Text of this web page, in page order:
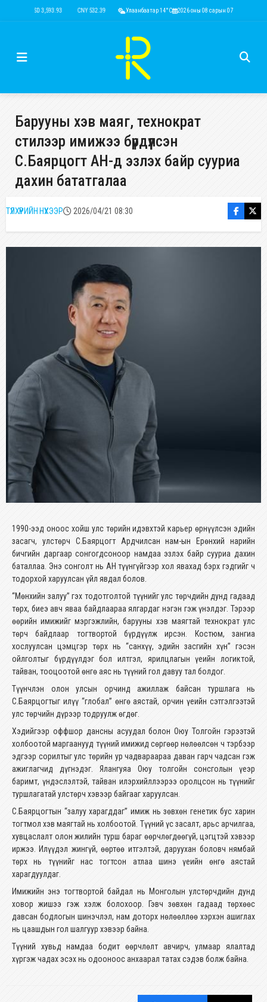
USD 3,593.93 CNY 532.39 RUB 44.15 EUR 4,149.01 KRW 2.52
Улаанбаатар 14°C 2026 оны 08 сарын 07
Барууны хэв маяг, технократ
стилээр имижээ бүрдүүлсэн
С.Баярцогт АН-д эзлэх байр сууриа
дахин бататгалаа
ТҮЛХҮҮРИЙН НҮХЭЭР 2026/04/21 08:30
1990-ээд оноос хойш улс төрийн идэвхтэй карьер өрнүүлсэн эдийн
засагч, улстөрч С.Баярцогт Ардчилсан нам-ын Ерөнхий нарийн
бичгийн даргаар сонгогдсоноор намдаа эзлэх байр сууриа дахин
баталлаа. Энэ сонголт нь АН түүнгүйгээр хол явахад бэрх гэдгийг ч
тодорхой харуулсан үйл явдал болов.
“Мөнхийн залуу” гэх тодотголтой түүнийг улс төрчдийн дунд гадаад
төрх, биеэ авч яваа байдлаараа ялгардаг нэгэн гэж үнэлдэг. Тэрээр
өөрийн имижийг мэргэжлийн, барууны хэв маягтай технократ улс
төрч байдлаар тогтвортой бүрдүүлж ирсэн. Костюм, зангиа
хослуулсан цэмцгэр төрх нь “санхүү, эдийн засгийн хүн” гэсэн
ойлголтыг бүрдүүлдэг бол илтгэл, ярилцлагын үеийн логиктой,
тайван, тооцоотой өнгө аяс нь түүний гол давуу тал болдог.
Түүнчлэн олон улсын орчинд ажиллаж байсан туршлага нь
С.Баярцогтыг илүү “глобал” өнгө аястай, орчин үеийн сэтгэлгээтэй
улс төрчийн дүрээр тодруулж өгдөг.
Хэдийгээр оффшор дансны асуудал болон Оюу Толгойн гэрээтэй
холбоотой маргаанууд түүний имижид сөргөөр нөлөөлсөн ч тэрбээр
эдгээр сорилтыг улс төрийн ур чадвараараа даван гарч чадсан гэж
ажиглагчид дүгнэдэг. Ялангуяа Оюу толгойн сонсголын үеэр
баримт, үндэслэлтэй, тайван илэрхийллээрээ оролцсон нь түүнийг
туршлагатай улстөрч хэвээр байгааг харуулсан.
С.Баярцогтын “залуу харагддаг” имиж нь зөвхөн генетик бус харин
тогтмол хэв маягтай нь холбоотой. Түүний үс засалт, арьс арчилгаа,
хувцаслалт олон жилийн турш бараг өөрчлөгдөөгүй, цэгцтэй хэвээр
иржээ. Илүүдэл жингүй, өөртөө итгэлтэй, даруухан боловч нямбай
төрх нь түүнийг нас тогтсон атлаа шинэ үеийн өнгө аястай
харагдуулдаг.
Имижийн энэ тогтвортой байдал нь Монголын улстөрчдийн дунд
ховор жишээ гэж хэлж болохоор. Гэвч зөвхөн гадаад төрхөөс
давсан бодлогын шинэчлэл, нам доторх нөлөөллөө хэрхэн ашиглах
нь цаашдын гол шалгуур хэвээр байна.
Түүний хувьд намдаа бодит өөрчлөлт авчирч, улмаар ялалтад
хүргэж чадах эсэх нь одооноос анхаарал татах сэдэв болж байна.